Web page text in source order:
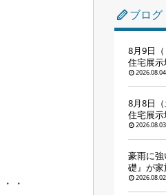
・
ブログ
8月9日
住宅展示
2026.08.04
8月8日
住宅展示
2026.08.03
豪雨に
礎』が
2026.08.02